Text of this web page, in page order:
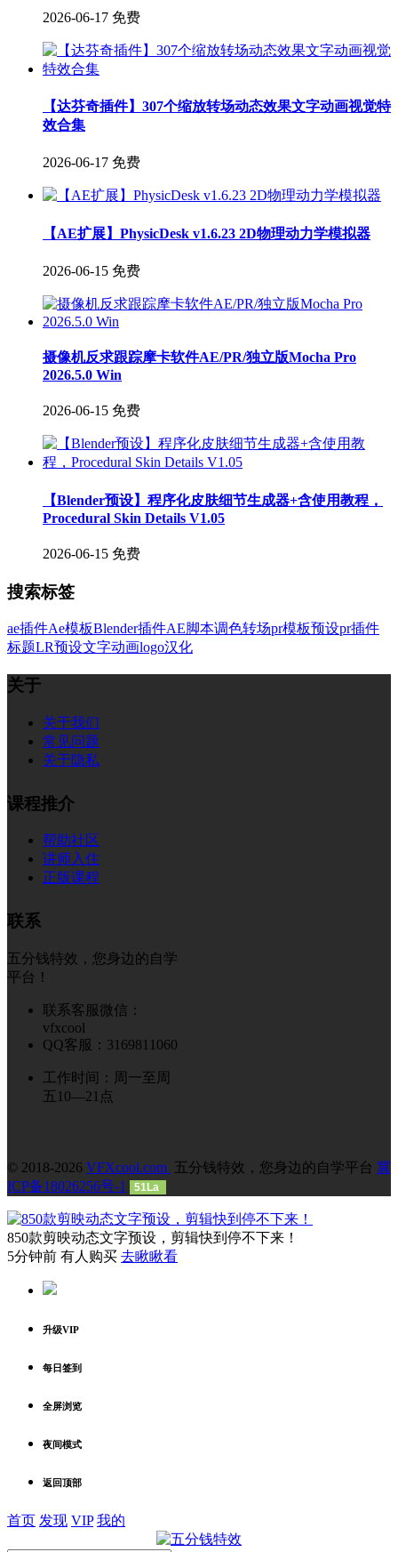
2026-06-17 免费
【达芬奇插件】307个缩放转场动态效果文字动画视觉特
效合集
2026-06-17 免费
【AE扩展】PhysicDesk v1.6.23 2D物理动力学模拟器
2026-06-15 免费
摄像机反求跟踪摩卡软件AE/PR/独立版Mocha Pro
2026.5.0 Win
2026-06-15 免费
【Blender预设】程序化皮肤细节生成器+含使用教程，
Procedural Skin Details V1.05
2026-06-15 免费
搜索标签
ae插件Ae模板Blender插件AE脚本调色转场pr模板预设pr插件
标题LR预设文字动画logo汉化
关于
关于我们
常见问题
关于隐私
课程推介
帮助社区
讲师入住
正版课程
联系
五分钱特效，您身边的自学
平台！
联系客服微信：
vfxcool
QQ客服：3169811060
工作时间：周一至周
五10—21点
© 2018-2026 VFXcool.com 五分钱特效，您身边的自学平台 冀
ICP备18026256号-1
51La
850款剪映动态文字预设，剪辑快到停不下来！
5分钟前 有人购买 去瞅瞅看
升级VIP
每日签到
全屏浏览
夜间模式
返回顶部
首页 发现 VIP 我的